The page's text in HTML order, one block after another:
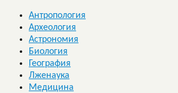
Антропология
Археология
Астрономия
Биология
География
Лженаука
Медицина